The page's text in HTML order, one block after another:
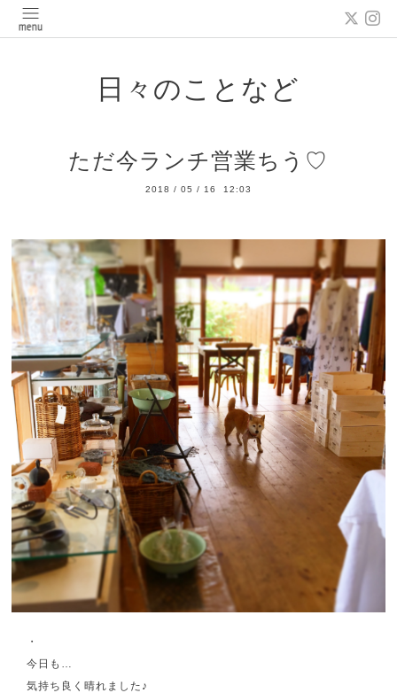
日々のことなど
ただ今ランチ営業ちう♡
2018 / 05 / 16 12:03
・
今日も…
気持ち良く晴れました♪